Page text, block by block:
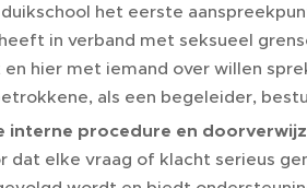
duikschool het eerste
in verband met seksueel
hier met iemand over willen
als een begeleider,
interne procedure en
dat elke vraag of klacht serieus